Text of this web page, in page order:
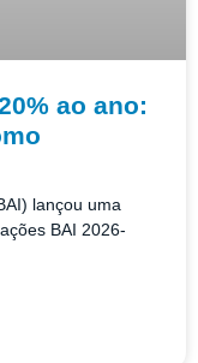
ao ano:
lançou uma
BAI 2026-